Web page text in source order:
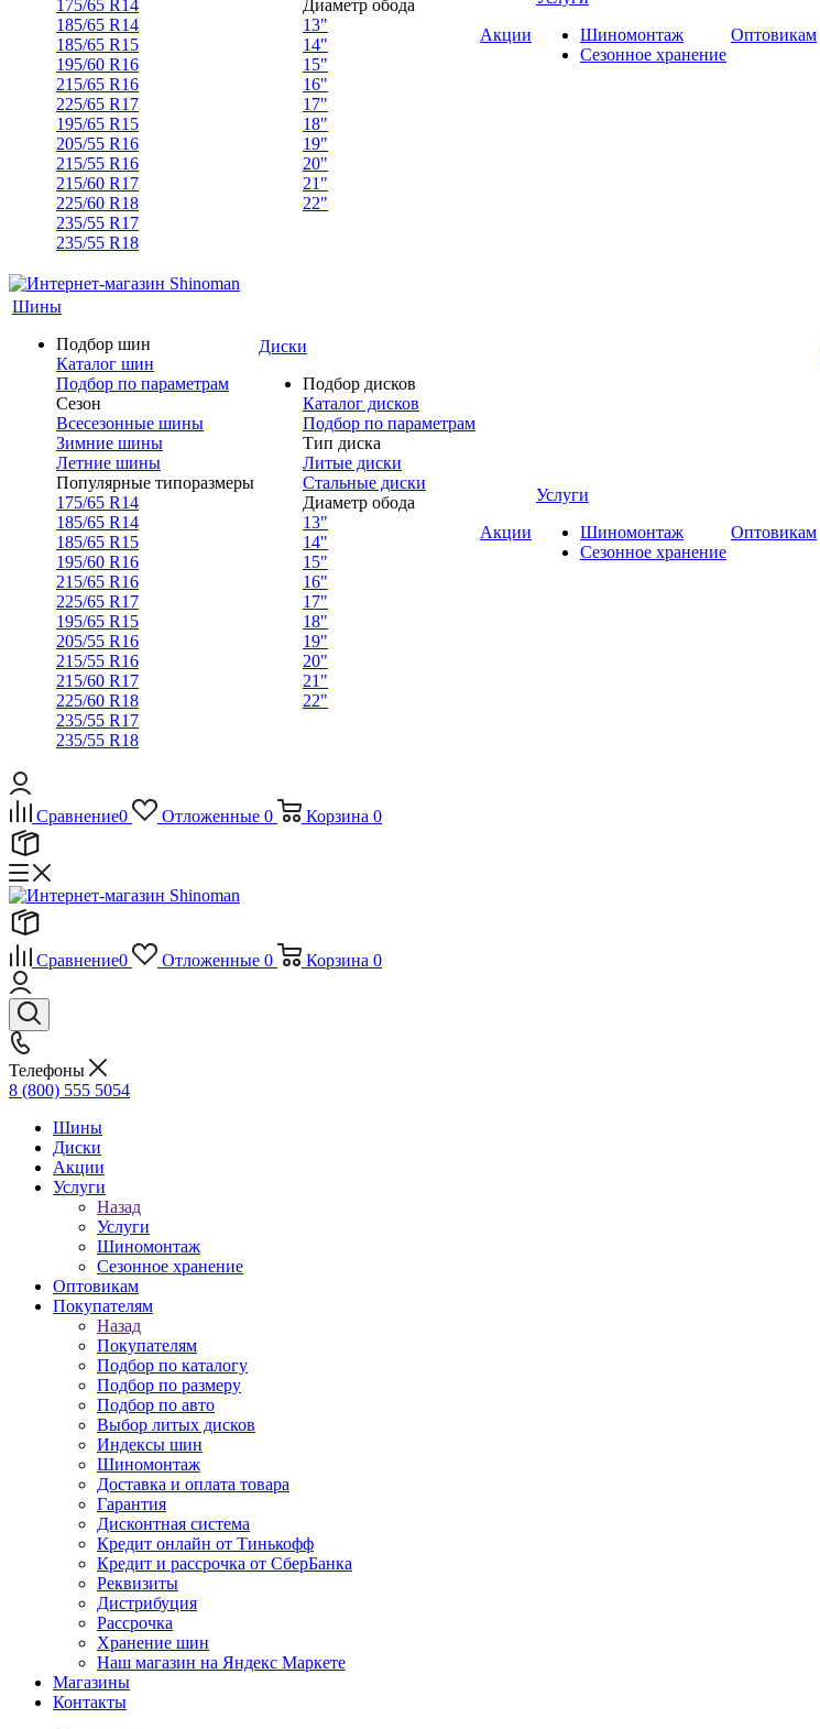
175/65 R14
185/65 R14
185/65 R15
195/60 R16
215/65 R16
225/65 R17
195/65 R15
205/55 R16
215/55 R16
215/60 R17
225/60 R18
235/55 R17
235/55 R18
Диаметр обода
13"
14"
15"
16"
17"
18"
19"
20"
21"
22"
Акции
Шиномонтаж
Сезонное хранение
Оптовикам
Шины
Подбор шин
Каталог шин
Подбор по параметрам
Сезон
Всесезонные шины
Зимние шины
Летние шины
Популярные типоразмеры
175/65 R14
185/65 R14
185/65 R15
195/60 R16
215/65 R16
225/65 R17
195/65 R15
205/55 R16
215/55 R16
215/60 R17
225/60 R18
235/55 R17
235/55 R18
Диски
Подбор дисков
Каталог дисков
Подбор по параметрам
Тип диска
Литые диски
Стальные диски
Диаметр обода
13"
14"
15"
16"
17"
18"
19"
20"
21"
22"
Акции
Услуги
Шиномонтаж
Сезонное хранение
Оптовикам
Сравнение0 Отложенные 0 Корзина 0
Сравнение0 Отложенные 0 Корзина 0
Телефоны
8 (800) 555 5054
Шины
Диски
Акции
Услуги
Назад
Услуги
Шиномонтаж
Сезонное хранение
Оптовикам
Покупателям
Назад
Покупателям
Подбор по каталогу
Подбор по размеру
Подбор по авто
Выбор литых дисков
Индексы шин
Шиномонтаж
Доставка и оплата товара
Гарантия
Дисконтная система
Кредит онлайн от Тинькофф
Кредит и рассрочка от СберБанка
Реквизиты
Дистрибуция
Рассрочка
Хранение шин
Наш магазин на Яндекс Маркете
Магазины
Контакты